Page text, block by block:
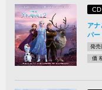
CD
アナ
パー
発売
価